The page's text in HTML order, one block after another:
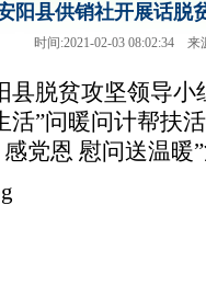
阳县供销社开展话脱
时间:2021-02-03 08:02:34
县脱贫攻坚领导小
活”问暖问计帮扶
党恩 慰问送温暖